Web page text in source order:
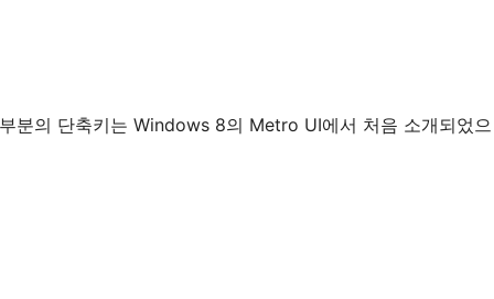
분의 단축키는 Windows 8의 Metro UI에서 처음 소개되었으